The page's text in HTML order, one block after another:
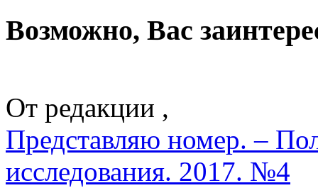
Возможно, Вас
От редакции ,
Представляю номер. –
исследования. 2017. №4